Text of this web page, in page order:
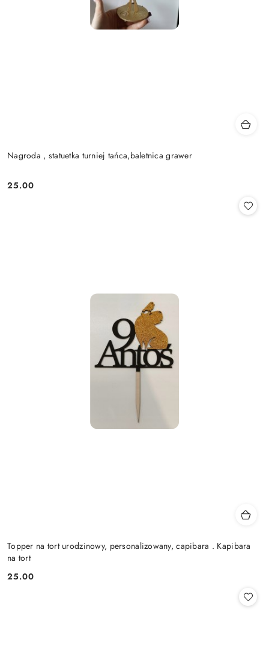
Nagroda , statuetka turniej tańca,baletnica grawer
Cena:
25.00
Topper na tort urodzinowy, personalizowany, capibara . Kapibara
na tort
Cena:
25.00